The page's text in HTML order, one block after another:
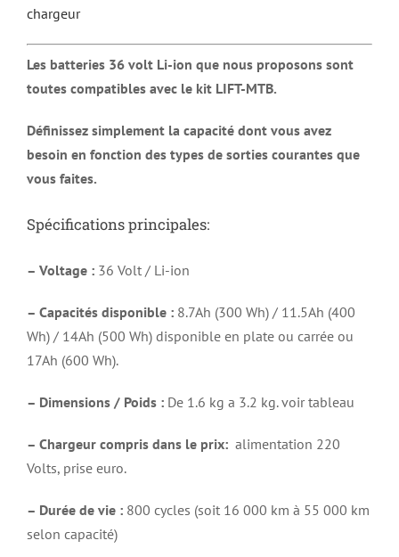
chargeur
Les batteries 36 volt Li-ion que nous proposons sont
toutes compatibles avec le kit LIFT-MTB.
Définissez simplement la capacité dont vous avez
besoin en fonction des types de sorties courantes que
vous faites.
Spécifications principales:
– Voltage : 36 Volt / Li-ion
– Capacités disponible :8.7Ah (300 Wh) / 11.5Ah (400
Wh) / 14Ah (500 Wh) disponible en plate ou carrée ou
17Ah (600 Wh).
– Dimensions / Poids :De 1.6 kg a 3.2 kg. voir tableau
– Chargeur compris dans le prix: alimentation 220
Volts, prise euro.
– Durée de vie :800 cycles (soit 16 000 km à 55 000 km
selon capacité)